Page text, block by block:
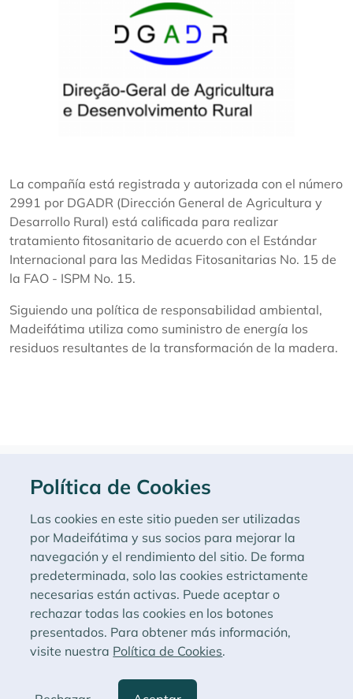
La compañía está registrada y autorizada con el número
2991 por DGADR (Dirección General de Agricultura y
Desarrollo Rural) está calificada para realizar
tratamiento fitosanitario de acuerdo con el Estándar
Internacional para las Medidas Fitosanitarias No. 15 de
la FAO - ISPM No. 15.
Siguiendo una política de responsabilidad ambiental,
Madeifátima utiliza como suministro de energía los
residuos resultantes de la transformación de la madera.
Política de Cookies
Las cookies en este sitio pueden ser utilizadas
por Madeifátima y sus socios para mejorar la
navegación y el rendimiento del sitio. De forma
predeterminada, solo las cookies estrictamente
necesarias están activas. Puede aceptar o
rechazar todas las cookies en los botones
presentados. Para obtener más información,
visite nuestra Política de Cookies.
Según la Ley n. 144/2015, le informamos que en caso de litigio, los
consumidores
pueden recurrir ante el CNIACC - Centro Nacional de Información y
Arbitraje del Consumidor
Política de Cookies y Privacidad